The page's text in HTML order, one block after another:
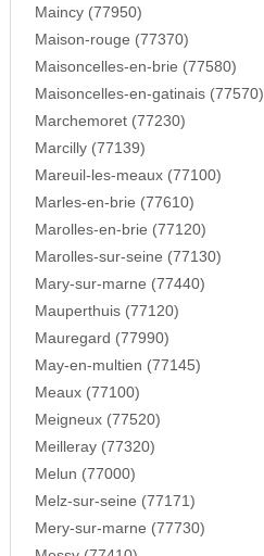
Maincy (77950)
Maison-rouge (77370)
Maisoncelles-en-brie (77580)
Maisoncelles-en-gatinais (77570)
Marchemoret (77230)
Marcilly (77139)
Mareuil-les-meaux (77100)
Marles-en-brie (77610)
Marolles-en-brie (77120)
Marolles-sur-seine (77130)
Mary-sur-marne (77440)
Mauperthuis (77120)
Mauregard (77990)
May-en-multien (77145)
Meaux (77100)
Meigneux (77520)
Meilleray (77320)
Melun (77000)
Melz-sur-seine (77171)
Mery-sur-marne (77730)